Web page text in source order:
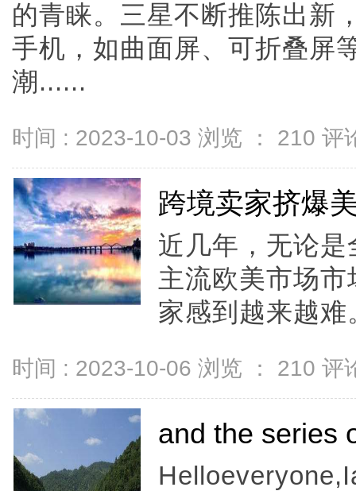
的青睐。三星不断推陈出新
手机，如曲面屏、可折叠屏
潮......
时间 : 2023-10-03 浏览 ： 210 评
跨境卖家挤爆
近几年，无论
主流欧美市场
家感到越来越
时间 : 2023-10-06 浏览 ： 210 评
and the series